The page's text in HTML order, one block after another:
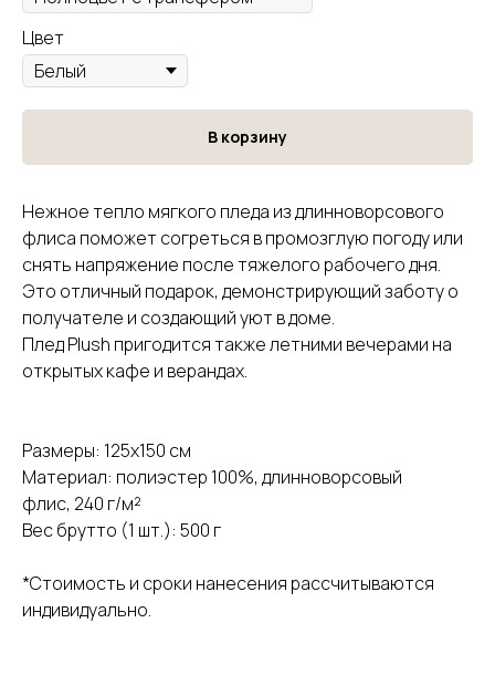
Цвет
В корзину
Нежное тепло мягкого пледа из длинноворсового
флиса поможет согреться в промозглую погоду или
снять напряжение после тяжелого рабочего дня.
Это отличный подарок, демонстрирующий заботу о
получателе и создающий уют в доме.
Плед Plush пригодится также летними вечерами на
открытых кафе и верандах.
Размеры: 125x150 см
Материал: полиэстер 100%, длинноворсовый
флис, 240 г/м²
Вес брутто (1 шт.): 500 г
*Стоимость и сроки нанесения рассчитываются
индивидуально.